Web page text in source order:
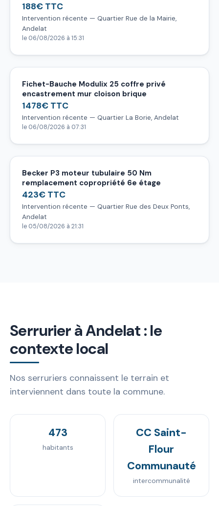
188€ TTC
Intervention récente — Quartier Rue de la Mairie,
Andelat
le 06/08/2026 à 15:31
Fichet-Bauche Modulix 25 coffre privé
encastrement mur cloison brique
1478€ TTC
Intervention récente — Quartier La Borie, Andelat
le 06/08/2026 à 07:31
Becker P3 moteur tubulaire 50 Nm
remplacement copropriété 6e étage
423€ TTC
Intervention récente — Quartier Rue des Deux Ponts,
Andelat
le 05/08/2026 à 21:31
Serrurier à Andelat : le
contexte local
Nos serruriers connaissent le terrain et
interviennent dans toute la commune.
473
habitants
CC Saint-
Flour
Communauté
intercommunalité